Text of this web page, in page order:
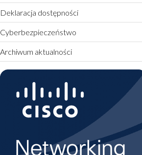
Deklaracja dostępności
Cyberbezpieczeństwo
Archiwum aktualności